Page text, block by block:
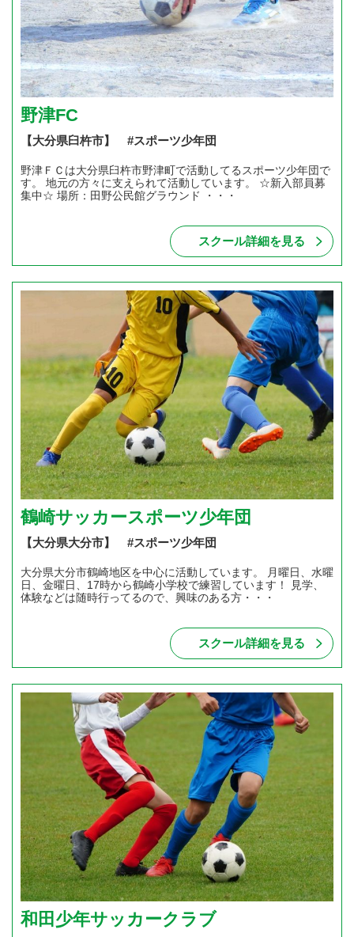
野津FC
【大分県臼杵市】 #スポーツ少年団
野津ＦＣは大分県臼杵市野津町で活動してるスポーツ少年団で
す。 地元の方々に支えられて活動しています。 ☆新入部員募
集中☆ 場所：田野公民館グラウンド ・・・
スクール詳細を見る
鶴崎サッカースポーツ少年団
【大分県大分市】 #スポーツ少年団
大分県大分市鶴崎地区を中心に活動しています。 月曜日、水曜
日、金曜日、17時から鶴崎小学校で練習しています！ 見学、
体験などは随時行ってるので、興味のある方・・・
スクール詳細を見る
和田少年サッカークラブ